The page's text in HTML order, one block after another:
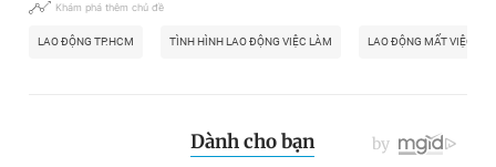
Khám phá thêm chủ đề
LAO ĐỘNG TP.HCM TÌNH HÌNH LAO ĐỘNG VIỆC LÀM LAO ĐỘNG MẤT VIỆC